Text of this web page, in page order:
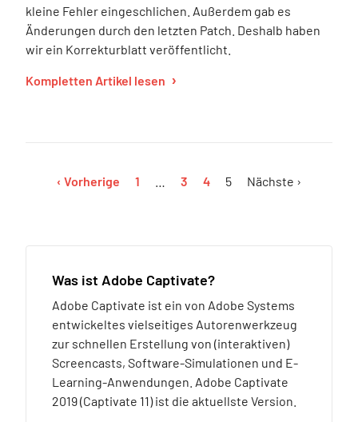
kleine Fehler eingeschlichen. Außerdem gab es
Änderungen durch den letzten Patch. Deshalb haben
wir ein Korrekturblatt veröffentlicht.
Kompletten Artikel lesen
‹ Vorherige 1 3 4 5 Nächste ›
Was ist Adobe Captivate?
Adobe Captivate ist ein von Adobe Systems
entwickeltes vielseitiges Autorenwerkzeug
zur schnellen Erstellung von (interaktiven)
Screencasts, Software-Simulationen und E-
Learning-Anwendungen. Adobe Captivate
2019 (Captivate 11) ist die aktuellste Version.